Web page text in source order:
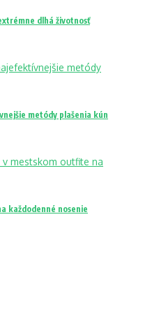
dlhá životnosť
metódy plašenia kún
každodenné nosenie